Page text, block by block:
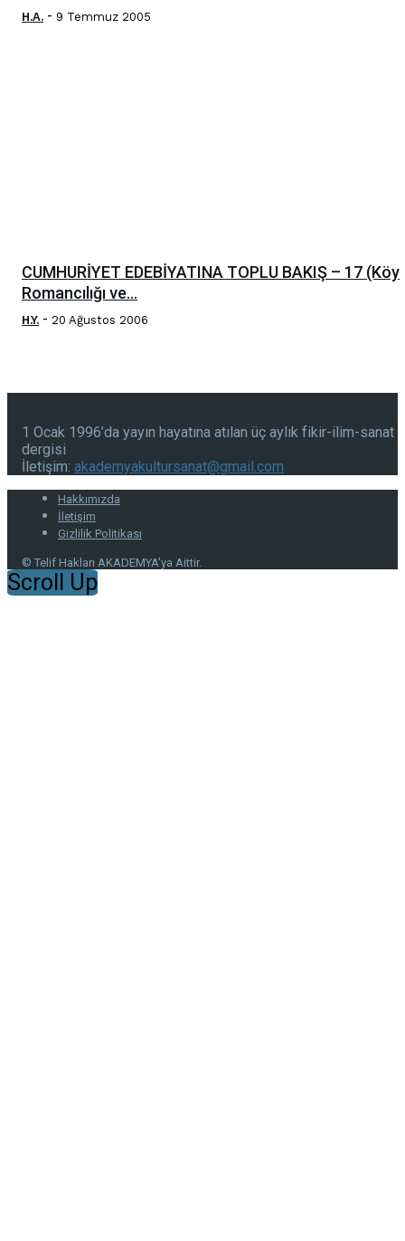
H.A. - 9 Temmuz 2005
CUMHURİYET EDEBİYATINA TOPLU BAKIŞ – 17 (Köy
Romancılığı ve...
H.Y. - 20 Ağustos 2006
1 Ocak 1996’da yayın hayatına atılan üç aylık fikir-ilim-sanat
dergisi
İletişim: akademyakultursanat@gmail.com
Hakkımızda
İletişim
Gizlilik Politikası
© Telif Hakları AKADEMYA'ya Aittir.
Scroll Up